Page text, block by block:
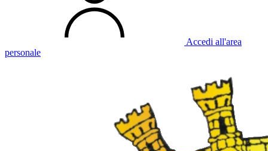
Accedi all'area
personale